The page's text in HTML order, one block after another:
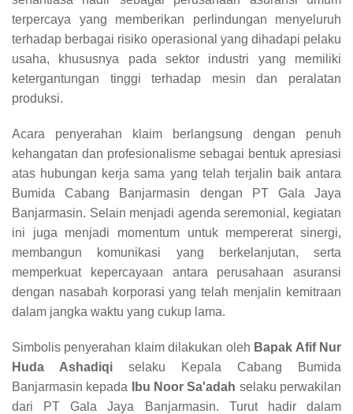
terpercaya yang memberikan perlindungan menyeluruh
terhadap berbagai risiko operasional yang dihadapi pelaku
usaha, khususnya pada sektor industri yang memiliki
ketergantungan tinggi terhadap mesin dan peralatan
produksi.
Acara penyerahan klaim berlangsung dengan penuh
kehangatan dan profesionalisme sebagai bentuk apresiasi
atas hubungan kerja sama yang telah terjalin baik antara
Bumida Cabang Banjarmasin dengan PT Gala Jaya
Banjarmasin. Selain menjadi agenda seremonial, kegiatan
ini juga menjadi momentum untuk mempererat sinergi,
membangun komunikasi yang berkelanjutan, serta
memperkuat kepercayaan antara perusahaan asuransi
dengan nasabah korporasi yang telah menjalin kemitraan
dalam jangka waktu yang cukup lama.
Simbolis penyerahan klaim dilakukan oleh Bapak Afif Nur
Huda Ashadiqi selaku Kepala Cabang Bumida
Banjarmasin kepada
Ibu Noor Sa'adah selaku perwakilan
dari PT Gala Jaya Banjarmasin. Turut hadir dalam